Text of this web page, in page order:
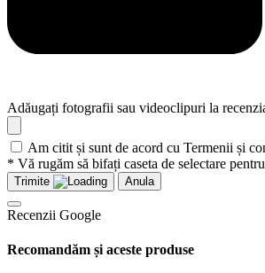
Adăugați fotografii sau videoclipuri la
Am citit și sunt de acord cu Termenii și
* Vă rugăm să bifați caseta de selectare
Trimite Anula
Recenzii Google
Recomandăm și aceste produse